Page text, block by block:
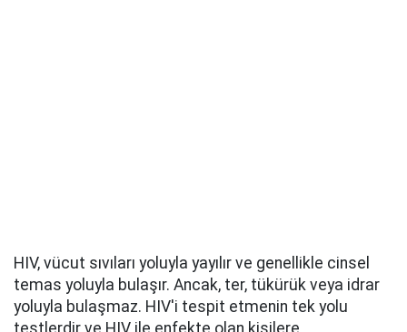
HIV, vücut sıvıları yoluyla yayılır ve genellikle cinsel
temas yoluyla bulaşır. Ancak, ter, tükürük veya idrar
yoluyla bulaşmaz. HIV'i tespit etmenin tek yolu
testlerdir ve HIV ile enfekte olan kişilere